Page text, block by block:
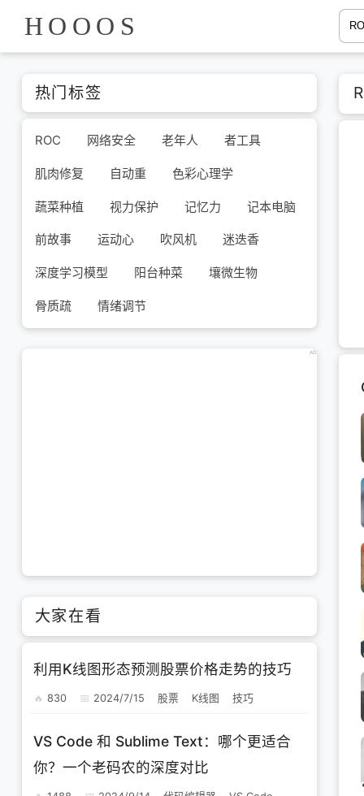
HOOOS
热门标签
ROC 网络安全 老年人 者工具
肌肉修复 自动重 色彩心理学
蔬菜种植 视力保护 记忆力 记本电脑
前故事 运动心 吹风机 迷迭香
深度学习模型 阳台种菜 壤微生物
骨质疏 情绪调节
大家在看
利用K线图形态预测股票价格走势的技巧
830 2024/7/15 股票 K线图 技巧
VS Code 和 Sublime Text：哪个更适合
你？一个老码农的深度对比